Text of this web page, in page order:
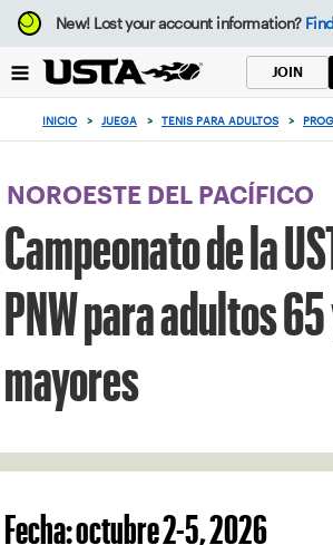
Enfoque
desde
botón
volver
principio
New!Lost your account information?
JOIN
0
artículos
en
carrito
INICIO > JUEGA > TENIS PARA ADULTOS >
NOROESTE DEL PACÍFICO
Campeonato de la
PNW para adultos 65
mayores
Fecha: octubre 2-5, 2026